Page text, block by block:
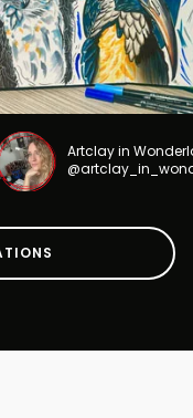
Artclay in